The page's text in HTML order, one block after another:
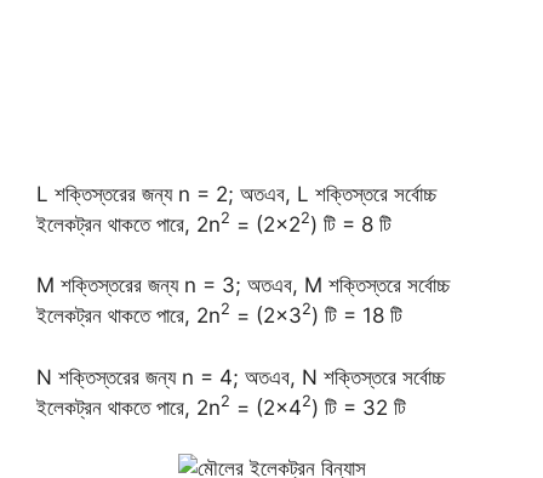
L শক্তিস্তরের জন্য n = 2; অতএব, L শক্তিস্তরে সর্বোচ্চ
ইলেকট্রন থাকতে পারে, 2n2 = (2×22) টি = 8 টি
M শক্তিস্তরের জন্য n = 3; অতএব, M শক্তিস্তরে সর্বোচ্চ
ইলেকট্রন থাকতে পারে, 2n2 = (2×32) টি = 18 টি
N শক্তিস্তরের জন্য n = 4; অতএব, N শক্তিস্তরে সর্বোচ্চ
ইলেকট্রন থাকতে পারে, 2n2 = (2×42) টি = 32 টি